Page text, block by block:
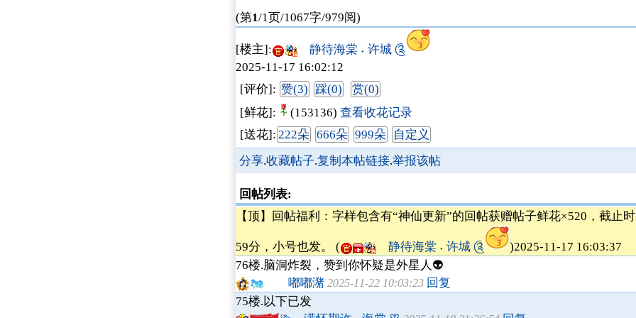
(第1/1页/1067字/979阅)
[楼主]:
静待海棠 ˖ 许城 ༊
2025-11-17 16:02:12
[评价]: 赞(3) 踩(0)
赏(0)
[鲜花]:
(153136) 查看收花记录
[送花]: 222朵 666朵 999朵
自定义
分享.收藏帖子.复制本帖链接.举报该帖
回帖列表:
【顶】回帖福利：字样包含有“神仙更新”的回帖获赠帖子鲜花×520，截止
59分，小号也发。 ( 静待海棠 ˖ 许城 ༊
)2025-11-17 16:03:37
76楼.脑洞炸裂，赞到你怀疑是外星人👽
嘟嘟潴 2025-11-22 10:03:23 回复
75楼.以下已发